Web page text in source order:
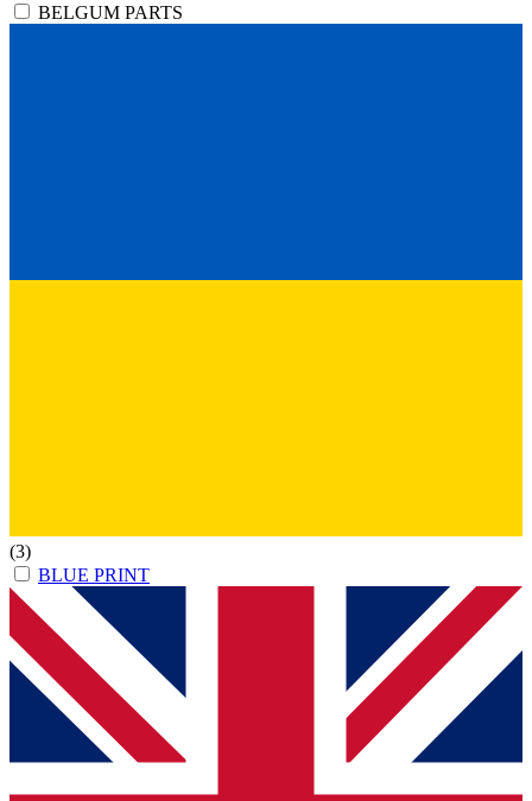
BELGUM PARTS
(3)
BLUE PRINT